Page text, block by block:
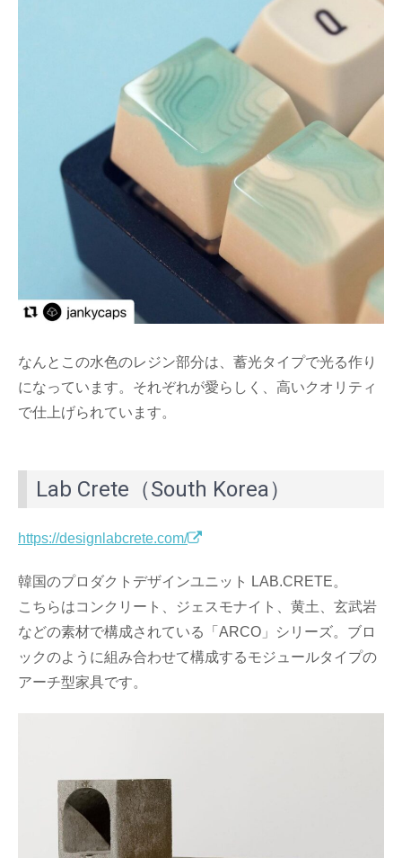
なんとこの水色のレジン部分は、蓄光タイプで光る作り
になっています。それぞれが愛らしく、高いクオリティ
で仕上げられています。
Lab Crete（South Korea）
https://designlabcrete.com/
韓国のプロダクトデザインユニット LAB.CRETE。
こちらはコンクリート、ジェスモナイト、黄土、玄武岩
などの素材で構成されている「ARCO」シリーズ。ブロ
ックのように組み合わせて構成するモジュールタイプの
アーチ型家具です。